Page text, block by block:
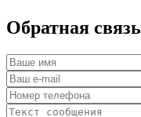
Обратная связь